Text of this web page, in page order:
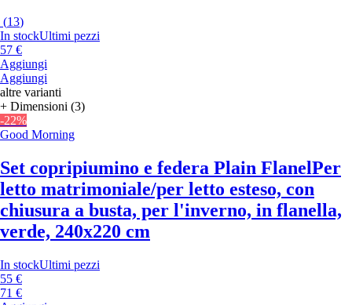
(13)
In stockUltimi pezzi
57 €
Aggiungi
Aggiungi
altre varianti
+ Dimensioni (3)
-22%
Good Morning
Set copripiumino e federa Plain FlanelPer
letto matrimoniale/per letto esteso, con
chiusura a busta, per l'inverno, in flanella,
verde, 240x220 cm
In stockUltimi pezzi
55 €
71 €